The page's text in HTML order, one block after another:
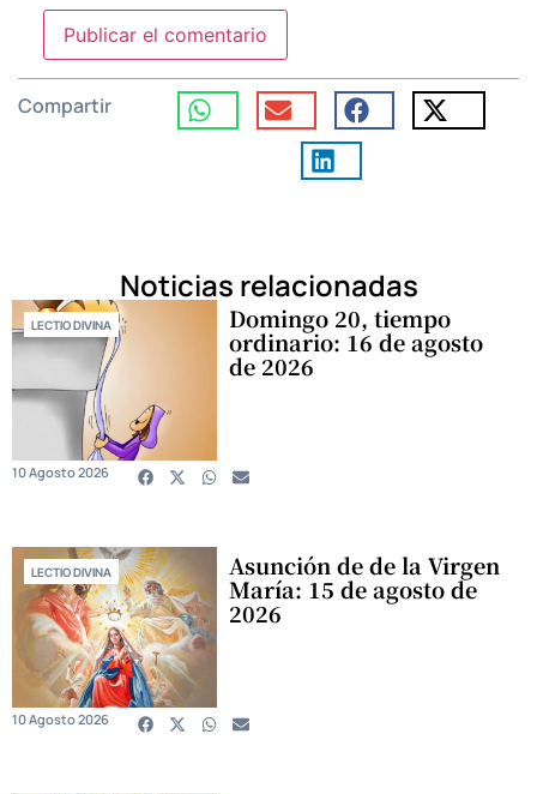
Compartir
Noticias relacionadas
LECTIO DIVINA Domingo 20, tiempo
ordinario: 16 de agosto
de 2026
10 Agosto 2026
LECTIO DIVINA Asunción de de la Virgen
María: 15 de agosto de
2026
10 Agosto 2026